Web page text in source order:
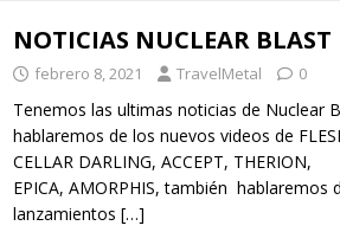
NOTICIAS NUCLEAR BLAST
febrero 8, 2021 TravelMetal 0
Tenemos las ultimas noticias de Nuclear
hablaremos de los nuevos videos de
CELLAR DARLING, ACCEPT, THERION,
EPICA, AMORPHIS, también hablaremos
lanzamientos […]